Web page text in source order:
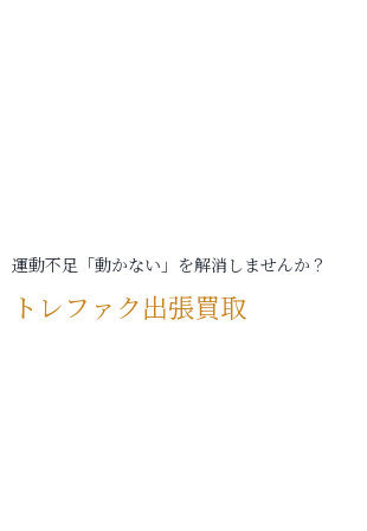
運動不足「動かない」を解消しませんか？
トレファク出張買取